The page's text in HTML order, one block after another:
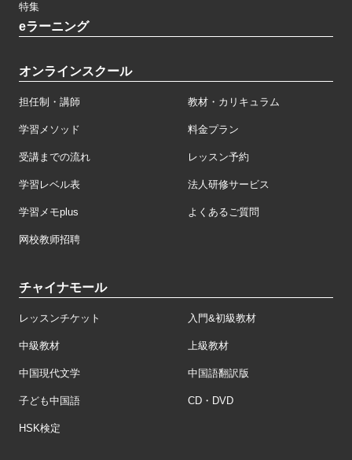
特集
eラーニング
オンラインスクール
担任制・講師 教材・カリキュラム
学習メソッド 料金プラン
受講までの流れ レッスン予約
学習レベル表 法人研修サービス
学習メモplus よくあるご質問
网校教师招聘
チャイナモール
レッスンチケット 入門&初級教材
中級教材 上級教材
中国現代文学 中国語翻訳版
子ども中国語 CD・DVD
HSK検定